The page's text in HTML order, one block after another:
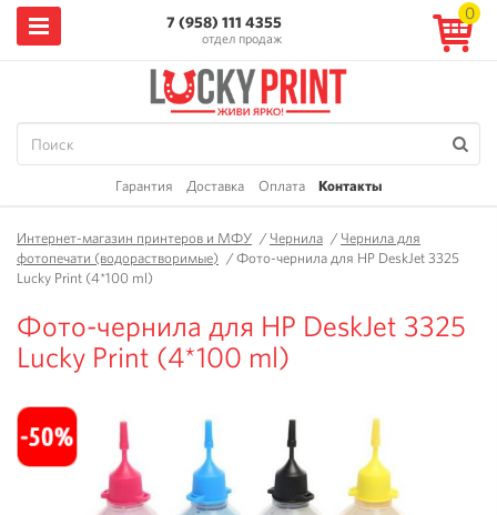
7 (958) 111 4355
отдел продаж
0
Гарантия Доставка Оплата Контакты
Интернет-магазин принтеров и МФУ /Чернила /Чернила для
фотопечати (водорастворимые) /Фото-чернила для HP DeskJet 3325
Lucky Print (4*100 ml)
Фото-чернила для HP DeskJet 3325
Lucky Print (4*100 ml)